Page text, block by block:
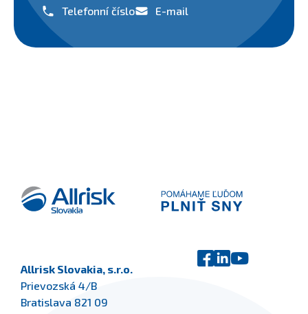
Telefonní číslo E-mail
Allrisk Slovakia, s.r.o.
Prievozská 4/B
Bratislava 821 09